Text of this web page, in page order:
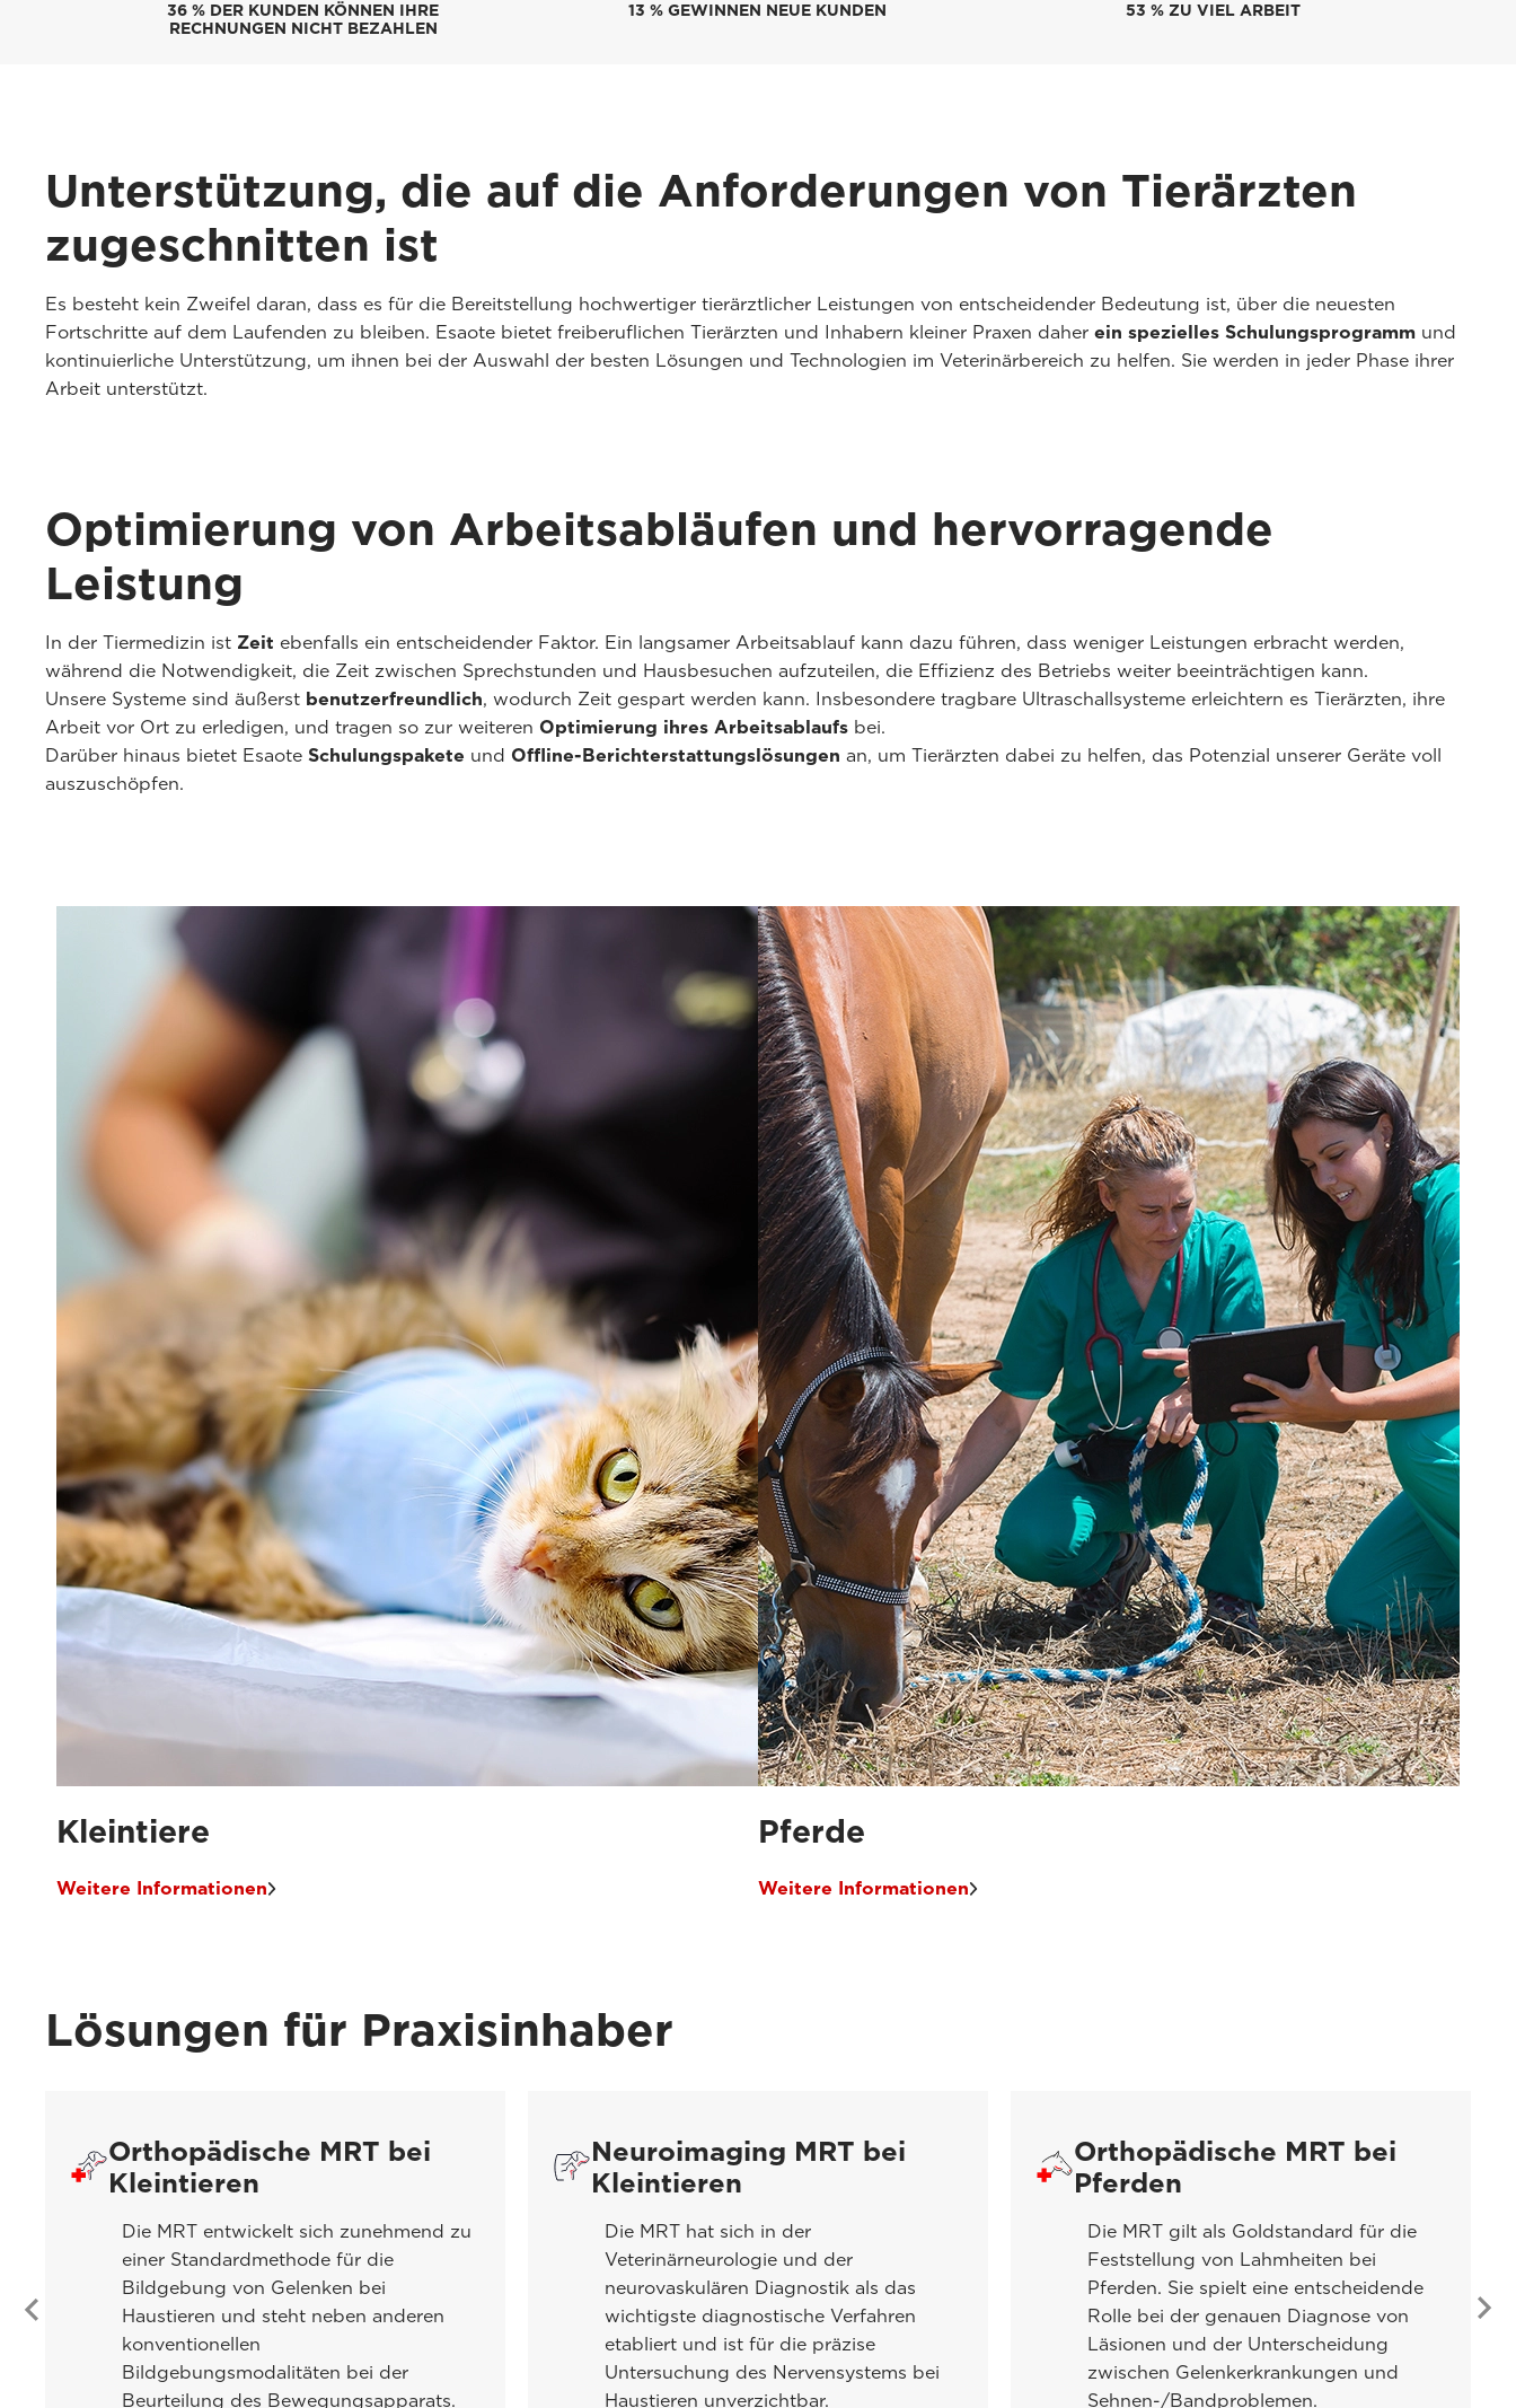
36 % DER KUNDEN KÖNNEN IHRE
RECHNUNGEN NICHT BEZAHLEN
13 % GEWINNEN NEUE KUNDEN 53 % ZU VIEL ARBEIT
Unterstützung, die auf die Anforderungen von Tierärzten
zugeschnitten ist
Es besteht kein Zweifel daran, dass es für die Bereitstellung hochwertiger tierärztlicher Leistungen von entscheidender Bedeutung ist, über die neuesten
Fortschritte auf dem Laufenden zu bleiben. Esaote bietet freiberuflichen Tierärzten und Inhabern kleiner Praxen daher ein spezielles Schulungsprogramm und
kontinuierliche Unterstützung, um ihnen bei der Auswahl der besten Lösungen und Technologien im Veterinärbereich zu helfen. Sie werden in jeder Phase ihrer
Arbeit unterstützt.
Optimierung von Arbeitsabläufen und hervorragende
Leistung
In der Tiermedizin ist Zeit ebenfalls ein entscheidender Faktor. Ein langsamer Arbeitsablauf kann dazu führen, dass weniger Leistungen erbracht werden,
während die Notwendigkeit, die Zeit zwischen Sprechstunden und Hausbesuchen aufzuteilen, die Effizienz des Betriebs weiter beeinträchtigen kann.
Unsere Systeme sind äußerst benutzerfreundlich, wodurch Zeit gespart werden kann. Insbesondere tragbare Ultraschallsysteme erleichtern es Tierärzten, ihre
Arbeit vor Ort zu erledigen, und tragen so zur weiteren Optimierung ihres Arbeitsablaufs bei.
Darüber hinaus bietet Esaote Schulungspakete und Offline-Berichterstattungslösungen an, um Tierärzten dabei zu helfen, das Potenzial unserer Geräte voll
auszuschöpfen.
Kleintiere
Weitere Informationen
Pferde
Weitere Informationen
Lösungen für Praxisinhaber
Orthopädische MRT bei
Kleintieren
Die MRT entwickelt sich zunehmend zu
einer Standardmethode für die
Bildgebung von Gelenken bei
Haustieren und steht neben anderen
konventionellen
Bildgebungsmodalitäten bei der
Beurteilung des Bewegungsapparats.
Neuroimaging MRT bei
Kleintieren
Die MRT hat sich in der
Veterinärneurologie und der
neurovaskulären Diagnostik als das
wichtigste diagnostische Verfahren
etabliert und ist für die präzise
Untersuchung des Nervensystems bei
Haustieren unverzichtbar.
Orthopädische MRT bei
Pferden
Die MRT gilt als Goldstandard für die
Feststellung von Lahmheiten bei
Pferden. Sie spielt eine entscheidende
Rolle bei der genauen Diagnose von
Läsionen und der Unterscheidung
zwischen Gelenkerkrankungen und
Sehnen-/Bandproblemen.